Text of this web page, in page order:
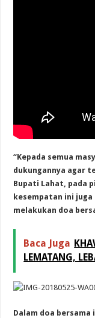
“Kepada semua
dukungannya agar
Bupati Lahat, pada
kesempatan ini
melakukan doa
Baca Juga
LEMATANG,
Dalam doa bersama